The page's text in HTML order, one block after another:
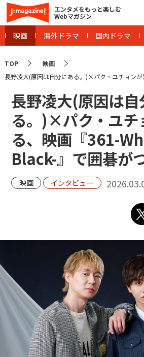
エンタメをもっと楽しむ
Webマガジン
映画 海外ドラマ 国内ドラマ
TOP
映画
長野凌大(原因は自分にある。)×パク・ユチョンが
長野凌大(原因は自
る。)×パク・ユチ
る、映画『361-
Black-』で囲碁が
映画 インタビュー